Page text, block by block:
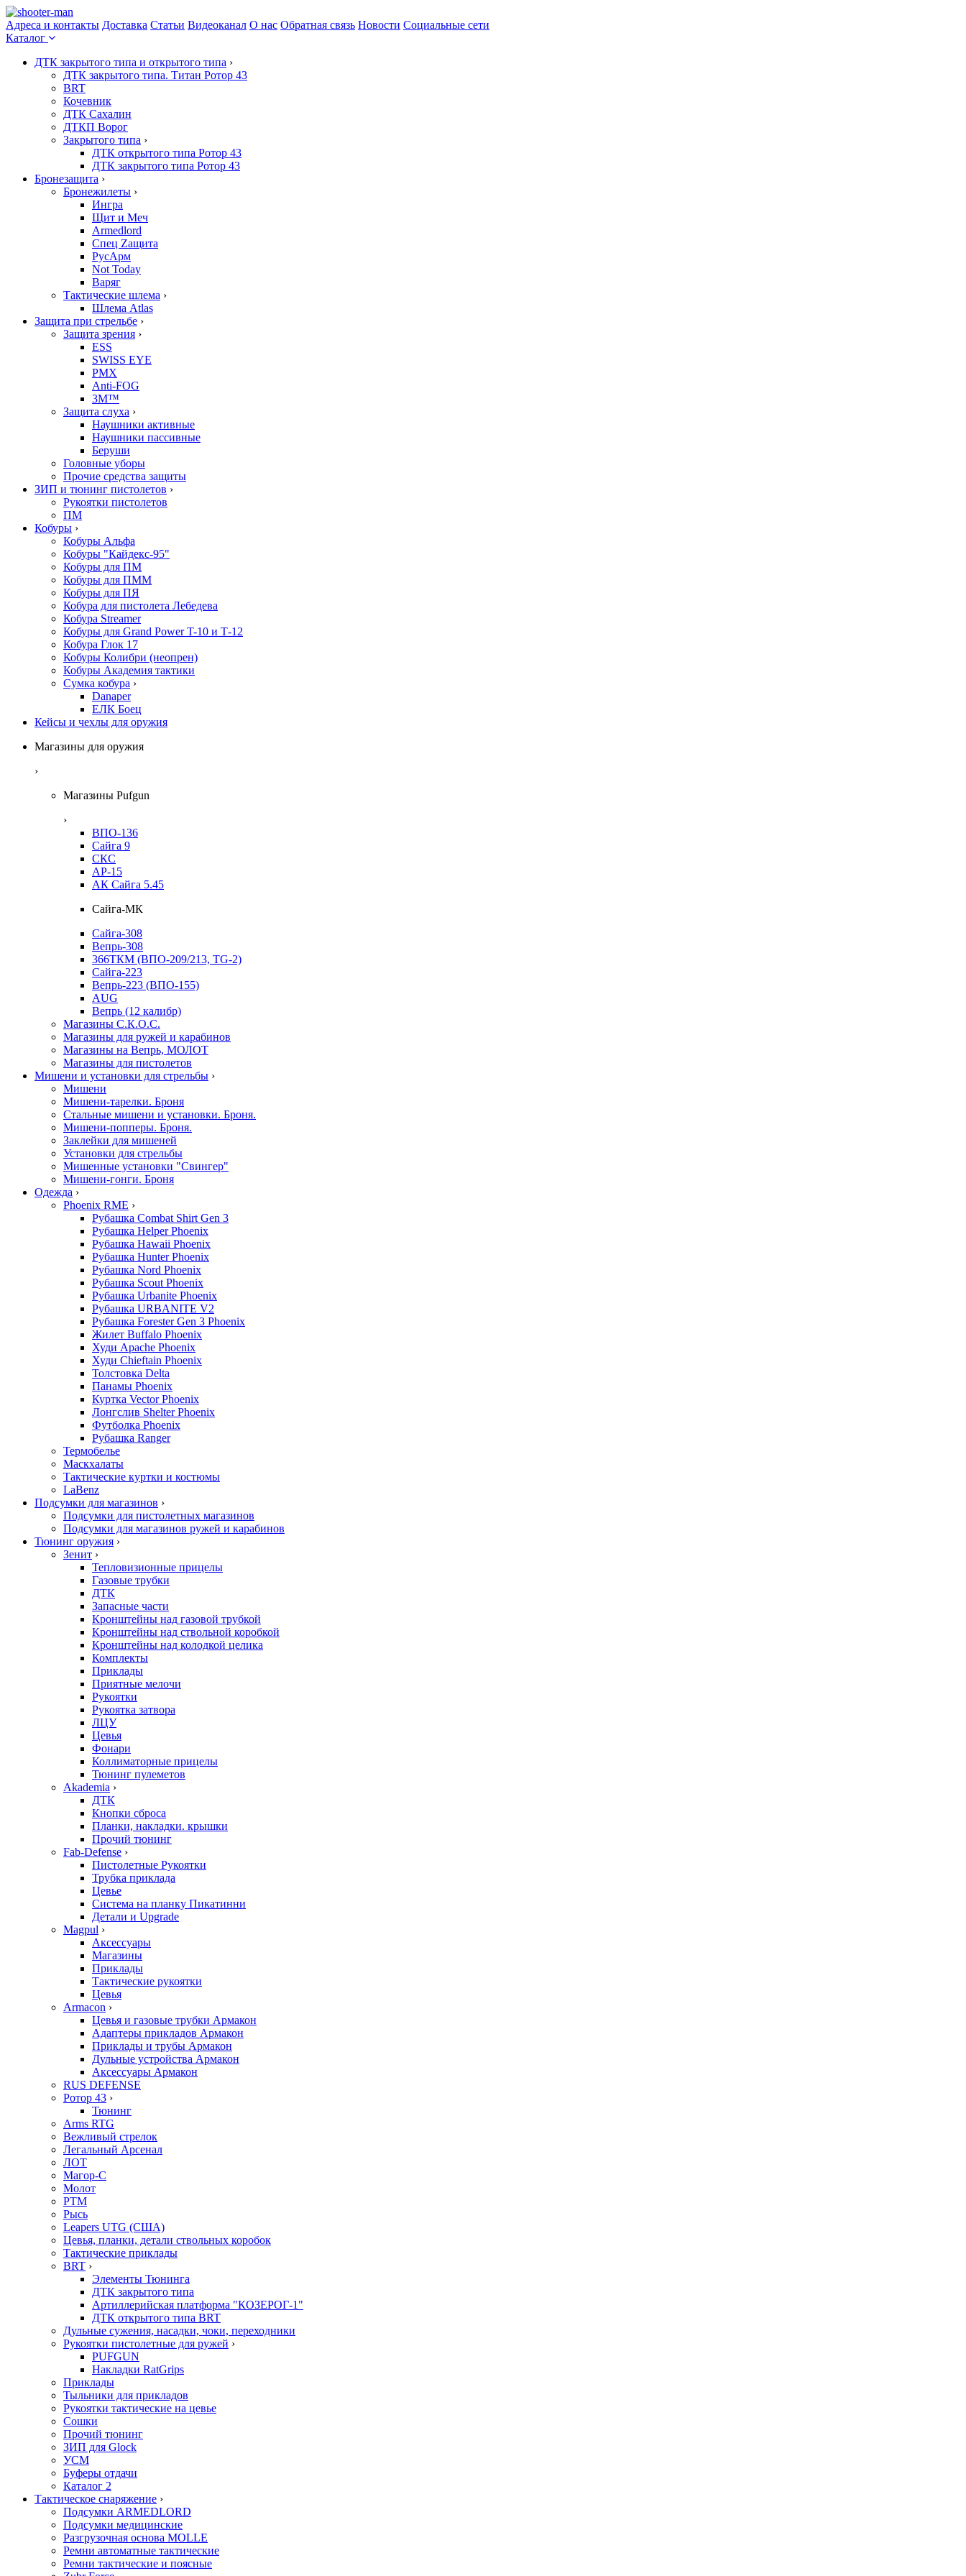
Адреса и контакты Доставка Статьи Видеоканал О нас Обратная связь Новости Социальные сети
Каталог
ДТК закрытого типа и открытого типа ›
ДТК закрытого типа. Титан Ротор 43
BRT
Кочевник
ДТК Сахалин
ДТКП Ворог
Закрытого типа ›
ДТК открытого типа Ротор 43
ДТК закрытого типа Ротор 43
Бронезащита ›
Бронежилеты ›
Ингра
Щит и Меч
Armedlord
Спец Zащита
РусАрм
Not Today
Варяг
Тактические шлема ›
Шлема Atlas
Защита при стрельбе ›
Защита зрения ›
ESS
SWISS EYE
PMX
Anti-FOG
3M™
Защита слуха ›
Наушники активные
Наушники пассивные
Беруши
Головные уборы
Прочие средства защиты
ЗИП и тюнинг пистолетов ›
Рукоятки пистолетов
ПМ
Кобуры ›
Кобуры Альфа
Кобуры "Кайдекс-95"
Кобуры для ПМ
Кобуры для ПММ
Кобуры для ПЯ
Кобура для пистолета Лебедева
Кобура Streamer
Кобуры для Grand Power T-10 и Т-12
Кобура Глок 17
Кобуры Колибри (неопрен)
Кобуры Академия тактики
Сумка кобура ›
Danaper
ЕЛК Боец
Кейсы и чехлы для оружия
Магазины для оружия
›
Магазины Pufgun
›
ВПО-136
Сайга 9
СКС
АР-15
АК Сайга 5.45
Сайга-МК
Сайга-308
Вепрь-308
366ТКМ (ВПО-209/213, TG-2)
Сайга-223
Вепрь-223 (ВПО-155)
AUG
Вепрь (12 калибр)
Магазины С.К.О.С.
Магазины для ружей и карабинов
Магазины на Вепрь, МОЛОТ
Магазины для пистолетов
Мишени и установки для стрельбы ›
Мишени
Мишени-тарелки. Броня
Стальные мишени и установки. Броня.
Мишени-попперы. Броня.
Заклейки для мишеней
Установки для стрельбы
Мишенные установки "Свингер"
Мишени-гонги. Броня
Одежда ›
Phoenix RME ›
Рубашка Combat Shirt Gen 3
Рубашка Helper Phoenix
Рубашка Hawaii Phoenix
Рубашка Hunter Phoenix
Рубашка Nord Phoenix
Рубашка Scout Phoenix
Рубашка Urbanite Phoenix
Рубашка URBANITE V2
Рубашка Forester Gen 3 Phoenix
Жилет Buffalo Phoenix
Худи Apache Phoenix
Худи Chieftain Phoenix
Толстовка Delta
Панамы Phoenix
Куртка Vector Phoenix
Лонгслив Shelter Phoenix
Футболка Phoenix
Рубашка Ranger
Термобелье
Маскхалаты
Тактические куртки и костюмы
LaBenz
Подсумки для магазинов ›
Подсумки для пистолетных магазинов
Подсумки для магазинов ружей и карабинов
Тюнинг оружия ›
Зенит ›
Тепловизионные прицелы
Газовые трубки
ДТК
Запасные части
Кронштейны над газовой трубкой
Кронштейны над ствольной коробкой
Кронштейны над колодкой целика
Комплекты
Приклады
Приятные мелочи
Рукоятки
Рукоятка затвора
ЛЦУ
Цевья
Фонари
Коллиматорные прицелы
Тюнинг пулеметов
Akademia ›
ДТК
Кнопки сброса
Планки, накладки. крышки
Прочий тюнинг
Fab-Defense ›
Пистолетные Рукоятки
Трубка приклада
Цевье
Система на планку Пикатинни
Детали и Upgrade
Magpul ›
Аксессуары
Магазины
Приклады
Тактические рукоятки
Цевья
Armacon ›
Цевья и газовые трубки Армакон
Адаптеры прикладов Армакон
Приклады и трубы Армакон
Дульные устройства Армакон
Аксессуары Армакон
RUS DEFENSE
Ротор 43 ›
Тюнинг
Arms RTG
Вежливый стрелок
Легальный Арсенал
ЛОТ
Магор-С
Молот
РТМ
Рысь
Leapers UTG (США)
Цевья, планки, детали ствольных коробок
Тактические приклады
BRT ›
Элементы Тюнинга
ДТК закрытого типа
Артиллерийская платформа "КОЗЕРОГ-1"
ДТК открытого типа BRT
Дульные сужения, насадки, чоки, переходники
Рукоятки пистолетные для ружей ›
PUFGUN
Накладки RatGrips
Приклады
Тыльники для прикладов
Рукоятки тактические на цевье
Сошки
Прочий тюнинг
ЗИП для Glock
УСМ
Буферы отдачи
Каталог 2
Тактическое снаряжение ›
Подсумки ARMEDLORD
Подсумки медицинские
Разгрузочная основа MOLLE
Ремни автоматные тактические
Ремни тактические и поясные